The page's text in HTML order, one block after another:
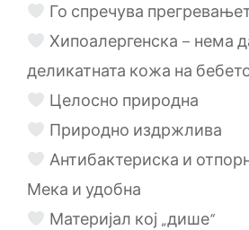
Го спречува
Хипоалергенска – нема
деликатната кожа на
Целосно природна
Природно издржлива
Антибактериска и
Мека и удобна
Материјал кој „дише“